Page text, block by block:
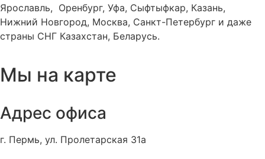
Ярославль, Оренбург, Уфа, Сыфтыфкар, Казань,
Нижний Новгород, Москва, Санкт-Петербург и даже
страны СНГ Казахстан, Беларусь.
Мы на карте
Адрес офиса
г. Пермь, ул. Пролетарская 31а